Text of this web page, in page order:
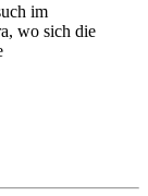
im
wo sich die